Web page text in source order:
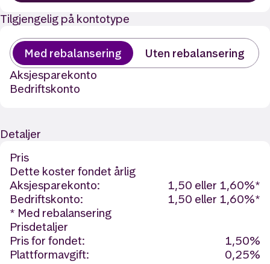
Tilgjengelig på kontotype
Med rebalansering
Uten rebalansering
Aksjesparekonto
Bedriftskonto
Detaljer
Pris
Dette koster fondet årlig
Aksjesparekonto:
1,50 eller 1,60%*
Bedriftskonto:
1,50 eller 1,60%*
* Med rebalansering
Prisdetaljer
Pris for fondet:
1,50%
Plattformavgift:
0,25%